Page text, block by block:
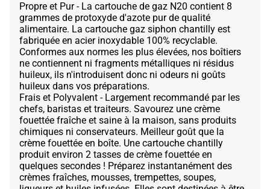
Propre et Pur - La cartouche de gaz N20 contient 8
grammes de protoxyde d'azote pur de qualité
alimentaire. La cartouche gaz siphon chantilly est
fabriquée en acier inoxydable 100% recyclable.
Conformes aux normes les plus élevées, nos boîtiers
ne contiennent ni fragments métalliques ni résidus
huileux, ils n'introduisent donc ni odeurs ni goûts
huileux dans vos préparations.
Frais et Polyvalent - Largement recommandé par les
chefs, baristas et traiteurs. Savourez une crème
fouettée fraîche et saine à la maison, sans produits
chimiques ni conservateurs. Meilleur goût que la
crème fouettée en boîte. Une cartouche chantilly
produit environ 2 tasses de crème fouettée en
quelques secondes ! Préparez instantanément des
crèmes fraîches, mousses, trempettes, soupes,